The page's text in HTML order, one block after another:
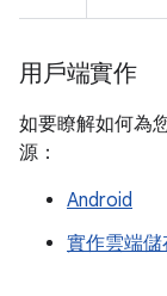
用戶端實作
如要瞭解如何為
源：
Android
實作雲端